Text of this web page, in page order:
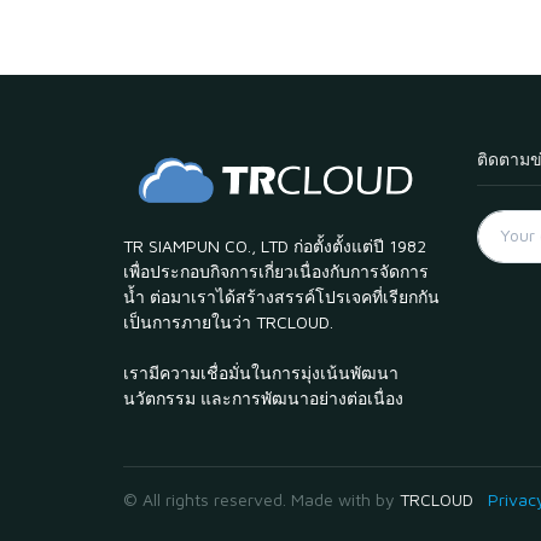
TR SIAMPUN CO., LTD ก่อตั้งตั้งแต่ปี 1982
เพื่อประกอบกิจการเกี่ยวเนื่องกับการจัดการ
น้ำ ต่อมาเราได้สร้างสรรค์โปรเจคที่เรียกกัน
เป็นการภายในว่า TRCLOUD.
เรามีความเชื่อมั่นในการมุ่งเน้นพัฒนา
นวัตกรรม และการพัฒนาอย่างต่อเนื่อง
ติดตาม
© All rights reserved. Made with by TRCLOUD